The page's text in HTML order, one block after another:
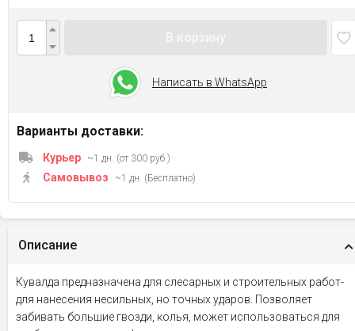
Написать в WhatsApp
Варианты доставки:
Курьер ~1 дн. (от 300 руб.)
Самовывоз ~1 дн. (Бесплатно)
Описание
Кувалда предназначена для слесарных и строительных работ-
для нанесения несильных, но точных ударов. Позволяет
забивать большие гвозди, колья, может использоваться для